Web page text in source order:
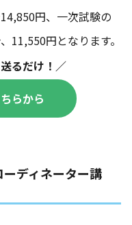
円、一次試験の
11,550円となります。
るだけ！／
らから
ディネーター講